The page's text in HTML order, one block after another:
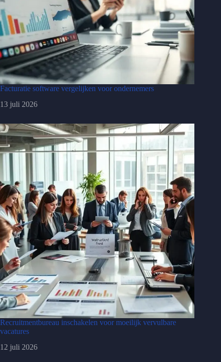
Facturatie software vergelijken voor ondernemers
13 juli 2026
Recruitmentbureau inschakelen voor moeilijk vervulbare
vacatures
12 juli 2026